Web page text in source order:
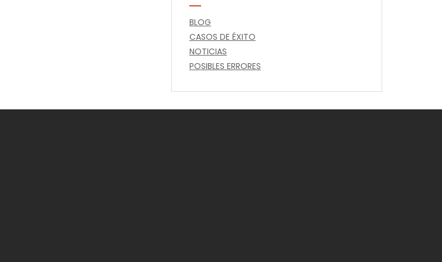
BLOG
CASOS DE ÉXITO
NOTICIAS
POSIBLES ERRORES